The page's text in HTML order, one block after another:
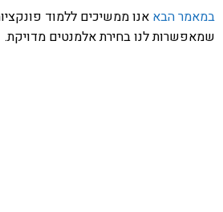
במאמר הבא
שמאפשרות לנו בחירת אלמנטים מדויקת.